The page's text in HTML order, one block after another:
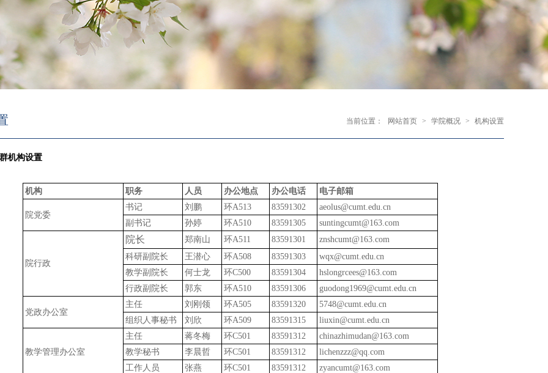
当前位置： 网站首页 > 学院概况 > 机构设置
机构设置
机构 职务 人员 办公地点 办公电话 电子邮箱
院党委
书记 刘鹏 环A513 83591302
aeolus@cumt.edu.cn
副书记
孙婷 环A510 83591305 suntingcumt@163.com
院行政
院长 郑南山 环A511 83591301
znshcumt@163.com
科研副院长
王潜心 环A508 83591303
wqx@cumt.edu.cn
教学副院长
何士龙 环C500 83591304
hslongrcees@163.com
行政副院长
郭东 环A510 83591306 guodong1969@cumt.edu.cn
党政办公室
主任 刘刚领 环A505 83591320
5748@cumt.edu.cn
组织人事秘书
刘欣 环A509 83591315 liuxin@cumt.edu.cn
教学管理办公室
主任 蒋冬梅 环C501 83591312
chinazhimudan@163.com
教学秘书
李晨哲 环C501 83591312
lichenzzz@qq.com
工作人员
张燕 环C501 83591312 zyancumt@163.com